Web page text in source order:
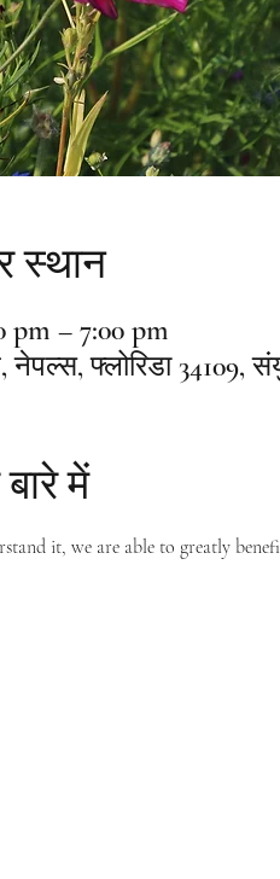
स्थान
pm – 7:00 pm
फ्लोरिडा 34109,
में
it, we are able to greatly